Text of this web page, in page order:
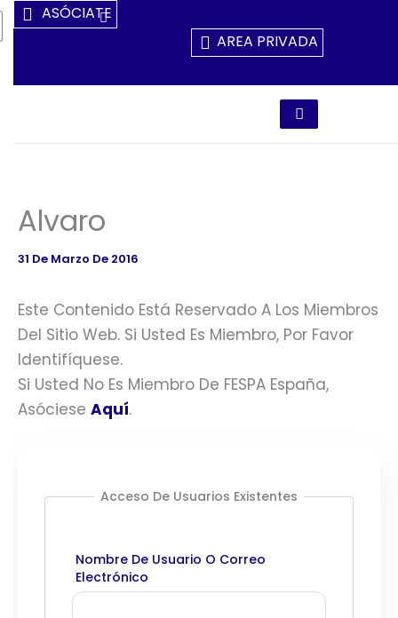
Ir
Al
ASÓCIATE
AREA PRIVADA
Alvaro
31 De Marzo De 2016
Este Contenido Está Reservado A Los Miembros
Del Sitio Web. Si Usted Es Miembro, Por Favor
Identifíquese.
Si Usted No Es Miembro De FESPA España,
Asóciese Aquí.
Acceso De Usuarios Existentes
Nombre De Usuario O Correo
Electrónico